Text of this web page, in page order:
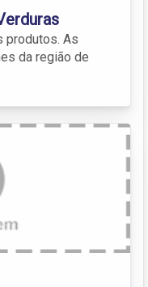
produtos. As
da região de